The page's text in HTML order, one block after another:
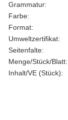
Grammatur:
Farbe:
Format:
Umweltzertifikat:
Seitenfalte:
Menge/Stück/Blatt:
Inhalt/VE (Stück):